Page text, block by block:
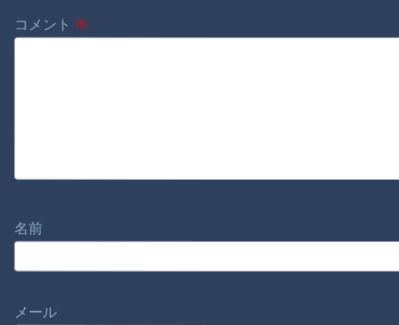
コメント ※
名前
メール